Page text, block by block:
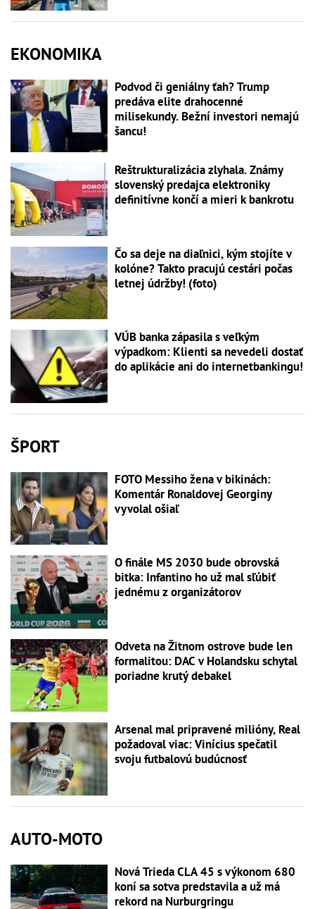
EKONOMIKA
Podvod či geniálny ťah? Trump
predáva elite drahocenné
milisekundy. Bežní investori nemajú
šancu!
Reštrukturalizácia zlyhala. Známy
slovenský predajca elektroniky
definitívne končí a mieri k bankrotu
Čo sa deje na diaľnici, kým stojíte v
kolóne? Takto pracujú cestári počas
letnej údržby! (foto)
VÚB banka zápasila s veľkým
výpadkom: Klienti sa nevedeli dostať
do aplikácie ani do internetbankingu!
ŠPORT
FOTO Messiho žena v bikinách:
Komentár Ronaldovej Georginy
vyvolal ošiaľ
O finále MS 2030 bude obrovská
bitka: Infantino ho už mal sľúbiť
jednému z organizátorov
Odveta na Žitnom ostrove bude len
formalitou: DAC v Holandsku schytal
poriadne krutý debakel
Arsenal mal pripravené milióny, Real
požadoval viac: Vinícius spečatil
svoju futbalovú budúcnosť
AUTO-MOTO
Nová Trieda CLA 45 s výkonom 680
koní sa sotva predstavila a už má
rekord na Nurburgringu